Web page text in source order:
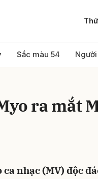
Sắc màu 54
ra mắt
nhạc (MV) độc